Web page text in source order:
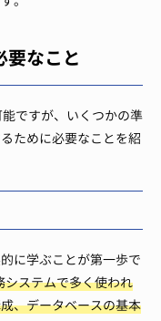
要なこと
ですが、いくつかの準
ために必要なことを紹
に学ぶことが第一歩で
ステムで多く使われ
、データベースの基本